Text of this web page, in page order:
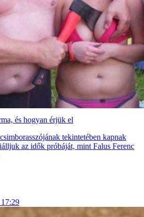
és hogyan érjük el
tekintetében kapnak
az idők próbáját, mint Falus Ferenc